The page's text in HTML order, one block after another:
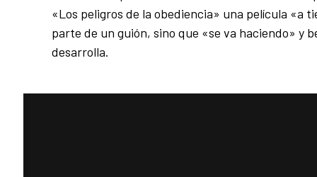
«Los peligros de la obediencia» una película «a
parte de un guión, sino que «se va haciendo» y
desarrolla.